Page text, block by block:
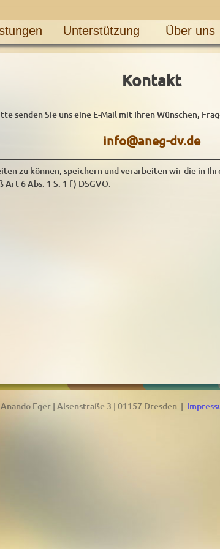
Unterstützung Über uns
Kontakt
senden Sie uns eine E-Mail mit Ihren Wünschen,
info@aneg-dv.de
zu können, speichern und verarbeiten wir die in
6 Abs. 1 S. 1 f) DSGVO.
Eger | Alsenstraße 3 | 01157 Dresden |